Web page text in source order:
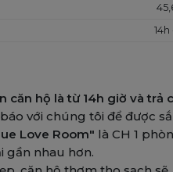
14h
căn hộ là từ 14h giờ và trả
với chúng tôi để được
Love Room" là CH 1
gần nhau hơn.